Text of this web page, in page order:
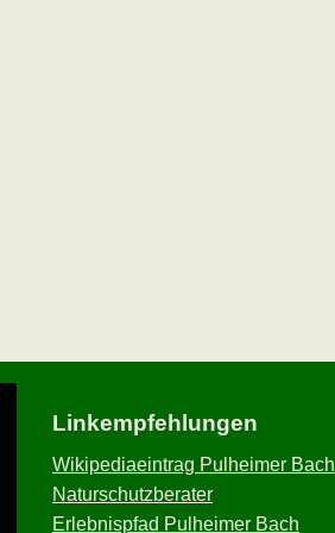
Linkempfehlungen
Wikipediaeintrag Pulheimer Bach
Naturschutzberater
Erlebnispfad Pulheimer Bach